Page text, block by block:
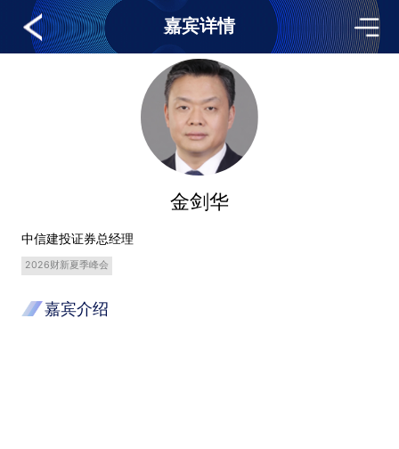
嘉宾详情
金剑华
中信建投证券总经理
2026财新夏季峰会
嘉宾介绍